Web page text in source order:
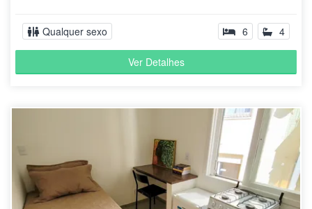
Qualquer sexo 6 4
Ver Detalhes